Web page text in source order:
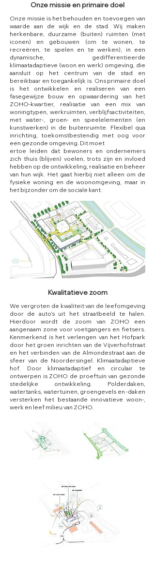
Onze missie en primaire doel
Onze missie is het behouden en toevoegen van
waarde aan de wijk en de stad. Wij maken
herkenbare, duurzame (buiten) ruimten (met
iconen) en gebouwen (om te wonen, te
recreëren, te spelen en te werken), in een
dynamische, gedifferentieerde
klimaatadaptieve (woon en werk) omgeving, die
aansluit op het centrum van de stad en
bereikbaar en toegankelijk is. Ons primaire doel
is het ontwikkelen en realiseren van een
fasegewijze bouw en opwaardering van het
ZOHO-kwartier, realisatie van een mix van
woningtypen, werkruimten, verblijfsactiviteiten,
met water-, groen- en speelelementen (en
kunstwerken) in de buitenruimte. Flexibel qua
inrichting, toekomstbestendig met oog voor
een gezonde omgeving. Dit moet
ertoe leiden dat bewoners en ondernemers
zich thuis (blijven) voelen, trots zijn en invloed
hebben op de ontwikkeling, realisatie en beheer
van hun wijk. Het gaat hierbij niet alleen om de
fysieke woning en de woonomgeving, maar in
het bijzonder om de sociale kant.
Kwalitatieve zoom
We vergroten de kwaliteit van de leefomgeving
door de auto’s uit het straatbeeld te halen.
Hierdoor wordt de zoom van ZOHO een
aangenaam zone voor voetgangers en fietsers.
Kenmerkend is het verlengen van het Hofpark
door het groen inrichten van de Vijverhofstraat
en het verbinden van de Almondestraat aan de
sfeer van de Noordersingel. Klimaatadaptieve
hof. Door klimaatadaptief en circulair te
ontwerpen is ZOHO de proeftuin van gezonde
stedelijke ontwikkeling. Polderdaken,
watertanks, watertuinen, groengevels en -daken
versterken het bestaande innovatieve woon-,
werk en leef milieu van ZOHO.